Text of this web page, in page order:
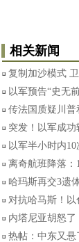
相关新闻
复制加沙模式
以军预告“史无
传法国质疑川
突发！以军成
以军半小时内
离奇航班降落
哈玛斯再交3遗
对抗哈马斯！
内塔尼亚胡怒了
热帖：中东又悬